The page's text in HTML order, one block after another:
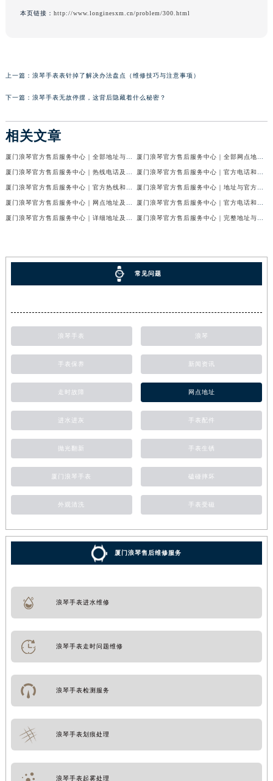
本页链接： http://www.longinesxm.cn/problem/300.html
上一篇： 浪琴手表表针掉了解决办法盘点（维修技巧与注意事项）
下一篇： 浪琴手表无故停摆，这背后隐藏着什么秘密？
相关文章
厦门浪琴官方售后服务中心｜全部地址与售后电话权威信息公示（2026年7月最新） 厦门浪琴官方售后服务中心｜全部网点地址及24小时热线权威信息公示（2026年7月最新）
厦门浪琴官方售后服务中心｜热线电话及网点地址权威信息公示（2026年7月最新） 厦门浪琴官方售后服务中心｜官方电话和网点地址权威信息公示（2026年6月最新）
厦门浪琴官方售后服务中心｜官方热线和门店地址权威信息公示（2026年6月最新） 厦门浪琴官方售后服务中心｜地址与官方电话权威信息公示（2026年6月最新）
厦门浪琴官方售后服务中心｜网点地址及官方热线权威信息公示（2026年6月最新） 厦门浪琴官方售后服务中心｜官方电话和维修地址权威信息公示（2026年6月最新）
厦门浪琴官方售后服务中心｜详细地址及服务电话权威信息公示（2026年6月最新） 厦门浪琴官方售后服务中心｜完整地址与客服热线权威信息公示（2026年6月最新）
常见问题
浪琴手表 浪琴
手表保养 新闻资讯
走时故障 网点地址
进水进灰 手表配件
抛光翻新 手表生锈
厦门浪琴手表 磕碰摔坏
外观清洗 手表受磁
厦门浪琴售后维修服务
浪琴手表进水维修
浪琴手表走时问题维修
浪琴手表检测服务
浪琴手表划痕处理
浪琴手表起雾处理